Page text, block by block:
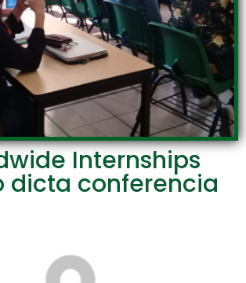
Internships
dicta conferencia